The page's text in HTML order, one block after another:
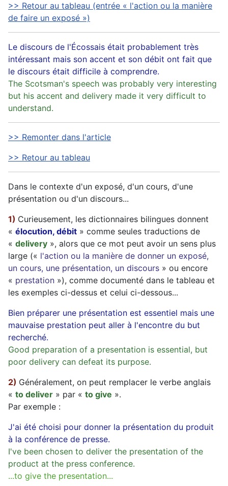
>> Retour au tableau (entrée « l'action ou la manière
de faire un exposé »)
Le discours de l'Écossais était probablement très
intéressant mais son accent et son débit ont fait que
le discours était difficile à comprendre.
The Scotsman's speech was probably very interesting
but his accent and delivery made it very difficult to
understand.
>> Remonter dans l'article
>> Retour au tableau
Dans le contexte d'un exposé, d'un cours, d'une
présentation ou d'un discours...
1) Curieusement, les dictionnaires bilingues donnent
« élocution, débit » comme seules traductions de
« delivery », alors que ce mot peut avoir un sens plus
large (« l'action ou la manière de donner un exposé,
un cours, une présentation, un discours » ou encore
« prestation »), comme documenté dans le tableau et
les exemples ci-dessus et celui ci-dessous...
Bien préparer une présentation est essentiel mais une
mauvaise prestation peut aller à l'encontre du but
recherché.
Good preparation of a presentation is essential, but
poor delivery can defeat its purpose.
2) Généralement, on peut remplacer le verbe anglais
« to deliver » par « to give ».
Par exemple :
J'ai été choisi pour donner la présentation du produit
à la conférence de presse.
I've been chosen to deliver the presentation of the
product at the press conference.
...to give the presentation...